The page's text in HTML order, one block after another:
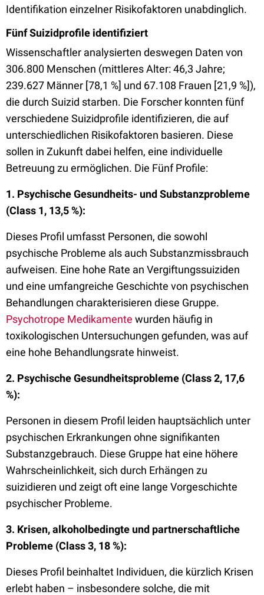
Identifikation einzelner Risikofaktoren unabdinglich.
Fünf Suizidprofile identifiziert
Wissenschaftler analysierten deswegen Daten von
306.800 Menschen (mittleres Alter: 46,3 Jahre;
239.627 Männer [78,1 %] und 67.108 Frauen [21,9 %]),
die durch Suizid starben. Die Forscher konnten fünf
verschiedene Suizidprofile identifizieren, die auf
unterschiedlichen Risikofaktoren basieren. Diese
sollen in Zukunft dabei helfen, eine individuelle
Betreuung zu ermöglichen. Die Fünf Profile:
1. Psychische Gesundheits- und Substanzprobleme
(Class 1, 13,5 %):
Dieses Profil umfasst Personen, die sowohl
psychische Probleme als auch Substanzmissbrauch
aufweisen. Eine hohe Rate an Vergiftungssuiziden
und eine umfangreiche Geschichte von psychischen
Behandlungen charakterisieren diese Gruppe.
Psychotrope Medikamente wurden häufig in
toxikologischen Untersuchungen gefunden, was auf
eine hohe Behandlungsrate hinweist.
2. Psychische Gesundheitsprobleme (Class 2, 17,6
%):
Personen in diesem Profil leiden hauptsächlich unter
psychischen Erkrankungen ohne signifikanten
Substanzgebrauch. Diese Gruppe hat eine höhere
Wahrscheinlichkeit, sich durch Erhängen zu
suizidieren und zeigt oft eine lange Vorgeschichte
psychischer Probleme.
3. Krisen, alkoholbedingte und partnerschaftliche
Probleme (Class 3, 18 %):
Dieses Profil beinhaltet Individuen, die kürzlich Krisen
erlebt haben – insbesondere solche, die mit